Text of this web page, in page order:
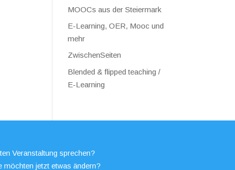
MOOCs aus der Steiermark
E-Learning, OER, Mooc und
mehr
ZwischenSeiten
Blended & flipped teaching /
E-Learning
Veranstaltung sprechen?
möchten jetzt etwas ändern?